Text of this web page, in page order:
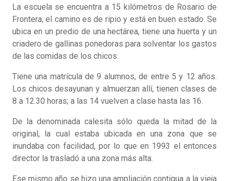
La escuela se encuentra a 15 kilómetros de Rosario de
Frontera; el camino es de ripio y está en buen estado. Se
ubica en un predio de una hectárea, tiene una huerta y un
criadero de gallinas ponedoras para solventar los gastos
de las comidas de los chicos.
Tiene una matrícula de 9 alumnos, de entre 5 y 12 años.
Los chicos desayunan y almuerzan allí, tienen clases de
8 a 12.30 horas; a las 14 vuelven a clase hasta las 16.
De la denominada calesita sólo queda la mitad de la
original, la cual estaba ubicada en una zona que se
inundaba con facilidad, por lo que en 1993 el entonces
director la trasladó a una zona más alta.
Ese mismo año se hizo una ampliación contigua a la vieja